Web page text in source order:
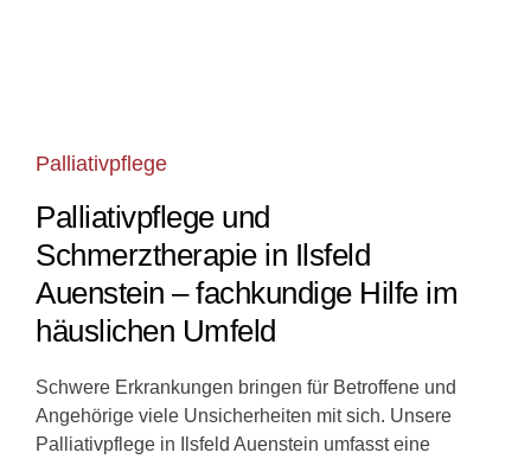
Palliativpflege
Palliativpflege und
Schmerztherapie in Ilsfeld
Auenstein – fachkundige Hilfe im
häuslichen Umfeld
Schwere Erkrankungen bringen für Betroffene und
Angehörige viele Unsicherheiten mit sich. Unsere
Palliativpflege in Ilsfeld Auenstein umfasst eine